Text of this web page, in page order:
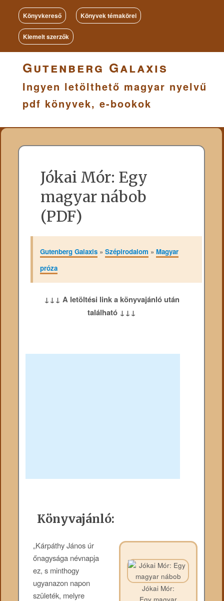
Könyvkereső Könyvek témakörei
Kiemelt szerzők
Gutenberg Galaxis
Ingyen letölthető magyar nyelvű
pdf könyvek, e-bookok
Jókai Mór: Egy
magyar nábob
(PDF)
Gutenberg Galaxis» Szépirodalom » Magyar
próza
↓↓↓ A letöltési link a könyvajánló után
található ↓↓↓
Könyvajánló:
Jókai Mór:
„Kárpáthy János úr
őnagysága névnapja
ez, s minthogy
ugyanazon napon
születék, melyre